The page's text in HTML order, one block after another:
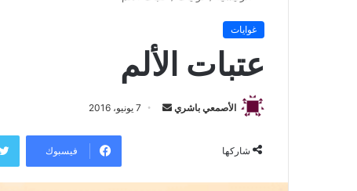
غوايات
عتبات الألم
الأصمعي باشري
ب
7 يونيو، 2016
شاركها فيسبوك